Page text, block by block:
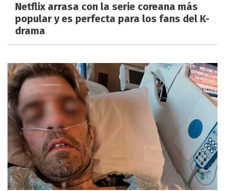
Netflix arrasa con la serie coreana más
popular y es perfecta para los fans del K-
drama